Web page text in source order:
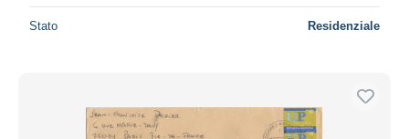
Stato Residenziale